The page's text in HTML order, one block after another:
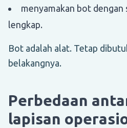
menyamakan bot dengan
lengkap.
Bot adalah alat. Tetap
belakangnya.
Perbedaan
lapisan